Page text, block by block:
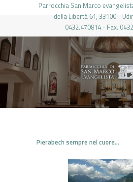
Parrocchia San Marco
della Libertá 61, 33100 -
0432.470814 - Fax.
PARROCCHIA DI SAN
HOME
LA PARROCCHIA
IL PARROCO
LE ATTIVITÀ
PIERABECH
CONTATTI
Pierabech sempre nel cuore…